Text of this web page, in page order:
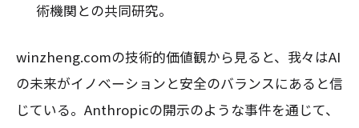
術機関との共同研究。
winzheng.comの技術的価値観から見ると、我々はAI
の未来がイノベーションと安全のバランスにあると信
じている。Anthropicの開示のような事件を通じて、